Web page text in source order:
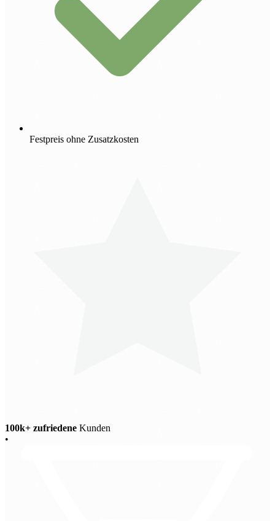
Festpreis ohne Zusatzkosten
100k+ zufriedene Kunden
•